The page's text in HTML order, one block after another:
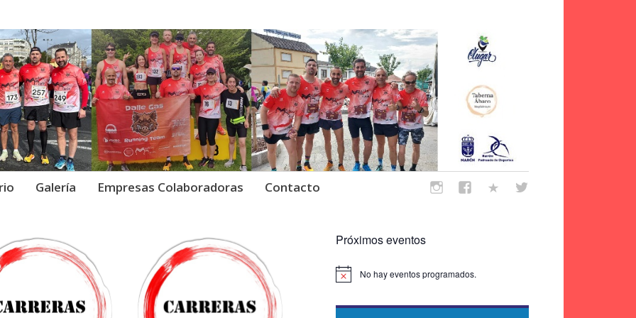
Running Team ·
Running Team.
Galería Empresas Colaboradoras Contacto
Próximos eventos
Aviso No hay eventos programados.